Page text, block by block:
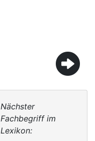
Nächster
Fachbegriff im
Lexikon: